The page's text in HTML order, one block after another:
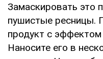
Замаскировать это
пушистые ресницы.
продукт с
Наносите его в